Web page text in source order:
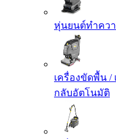
หุ่นยนต์ทำคว
เครื่องขัดพื้น
กลับอัตโนมัติ